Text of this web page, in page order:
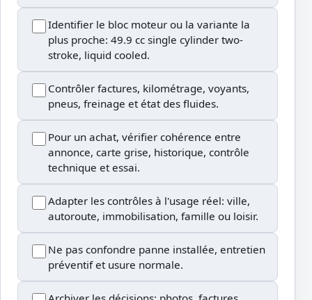
Identifier le bloc moteur ou la variante la
plus proche: 49.9 cc single cylinder two-
stroke, liquid cooled.
Contrôler factures, kilométrage, voyants,
pneus, freinage et état des fluides.
Pour un achat, vérifier cohérence entre
annonce, carte grise, historique, contrôle
technique et essai.
Adapter les contrôles à l'usage réel: ville,
autoroute, immobilisation, famille ou loisir.
Ne pas confondre panne installée, entretien
préventif et usure normale.